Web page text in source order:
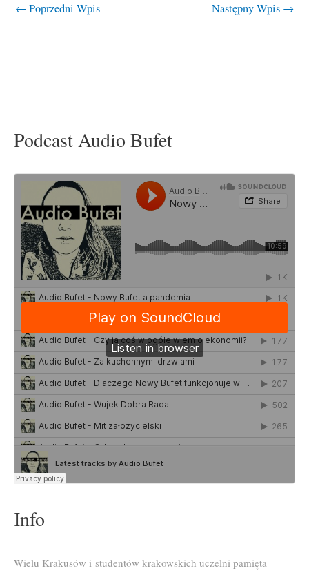
← Poprzedni Wpis Następny Wpis →
Podcast Audio Bufet
Info
Wielu Krakusów i studentów krakowskich uczelni pamięta